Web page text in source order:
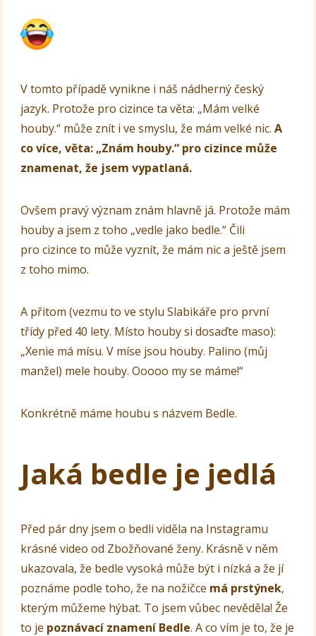
V tomto případě vynikne i náš nádherný český
jazyk. Protože pro cizince ta věta: „Mám velké
houby.“ může znít i ve smyslu, že mám velké nic.A
co více, věta: „Znám houby.“ pro cizince může
znamenat, že jsem vypatlaná.
Ovšem pravý význam znám hlavně já. Protože mám
houby a jsem z toho „vedle jako bedle.“ Čili
pro cizince to může vyznít, že mám nic a ještě jsem
z toho mimo.
A přitom (vezmu to ve stylu Slabikáře pro první
třídy před 40 lety. Místo houby si dosaďte maso):
„Xenie má mísu. V míse jsou houby. Palino (můj
manžel) mele houby. Ooooo my se máme!“
Konkrétně máme houbu s názvem Bedle.
Jaká bedle je jedlá
Před pár dny jsem o bedli viděla na Instagramu
krásné video od Zbožňované ženy. Krásně v něm
ukazovala, že bedle vysoká může být i nízká a že jí
poznáme podle toho, že na nožičce má prstýnek,
kterým můžeme hýbat. To jsem vůbec nevěděla! Že
to je poznávací znamení Bedle. A co vím je to, že je